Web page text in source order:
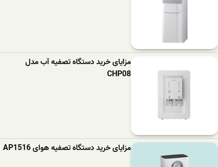
مزایای خرید دستگاه تصفیه آب مدل
CHP08
مزایای خرید دستگاه تصفیه هوای AP1516